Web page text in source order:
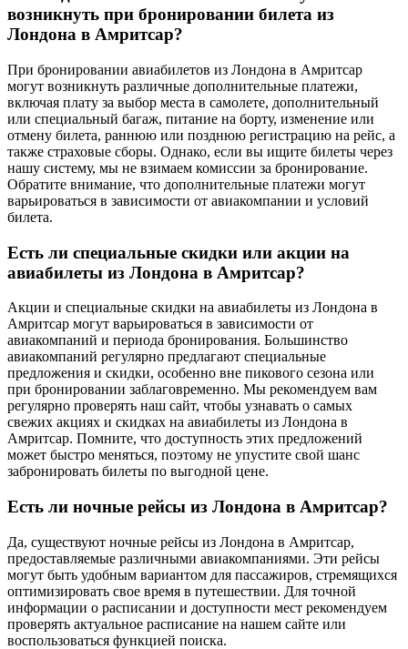
возникнуть при бронировании билета из
Лондона в Амритсар?
При бронировании авиабилетов из Лондона в Амритсар
могут возникнуть различные дополнительные платежи,
включая плату за выбор места в самолете, дополнительный
или специальный багаж, питание на борту, изменение или
отмену билета, раннюю или позднюю регистрацию на рейс, а
также страховые сборы. Однако, если вы ищите билеты через
нашу систему, мы не взимаем комиссии за бронирование.
Обратите внимание, что дополнительные платежи могут
варьироваться в зависимости от авиакомпании и условий
билета.
Есть ли специальные скидки или акции на
авиабилеты из Лондона в Амритсар?
Акции и специальные скидки на авиабилеты из Лондона в
Амритсар могут варьироваться в зависимости от
авиакомпаний и периода бронирования. Большинство
авиакомпаний регулярно предлагают специальные
предложения и скидки, особенно вне пикового сезона или
при бронировании заблаговременно. Мы рекомендуем вам
регулярно проверять наш сайт, чтобы узнавать о самых
свежих акциях и скидках на авиабилеты из Лондона в
Амритсар. Помните, что доступность этих предложений
может быстро меняться, поэтому не упустите свой шанс
забронировать билеты по выгодной цене.
Есть ли ночные рейсы из Лондона в Амритсар?
Да, существуют ночные рейсы из Лондона в Амритсар,
предоставляемые различными авиакомпаниями. Эти рейсы
могут быть удобным вариантом для пассажиров, стремящихся
оптимизировать свое время в путешествии. Для точной
информации о расписании и доступности мест рекомендуем
проверять актуальное расписание на нашем сайте или
воспользоваться функцией поиска.